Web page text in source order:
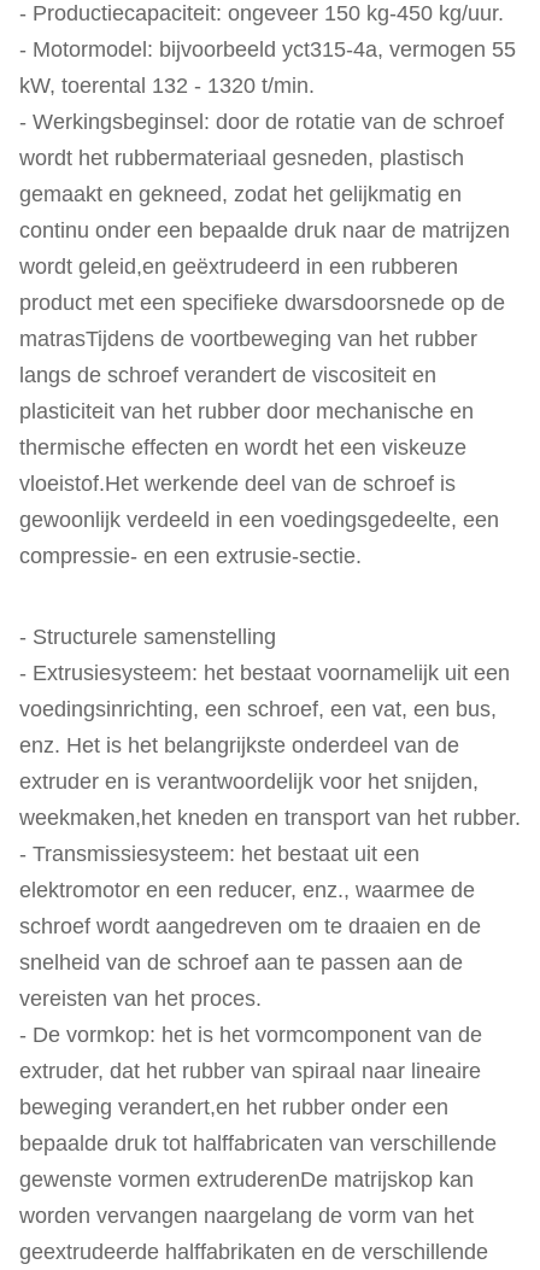
- Productiecapaciteit: ongeveer 150 kg-450 kg/uur.
- Motormodel: bijvoorbeeld yct315-4a, vermogen 55
kW, toerental 132 - 1320 t/min.
- Werkingsbeginsel: door de rotatie van de schroef
wordt het rubbermateriaal gesneden, plastisch
gemaakt en gekneed, zodat het gelijkmatig en
continu onder een bepaalde druk naar de matrijzen
wordt geleid,en geëxtrudeerd in een rubberen
product met een specifieke dwarsdoorsnede op de
matrasTijdens de voortbeweging van het rubber
langs de schroef verandert de viscositeit en
plasticiteit van het rubber door mechanische en
thermische effecten en wordt het een viskeuze
vloeistof.Het werkende deel van de schroef is
gewoonlijk verdeeld in een voedingsgedeelte, een
compressie- en een extrusie-sectie.
- Structurele samenstelling
- Extrusiesysteem: het bestaat voornamelijk uit een
voedingsinrichting, een schroef, een vat, een bus,
enz. Het is het belangrijkste onderdeel van de
extruder en is verantwoordelijk voor het snijden,
weekmaken,het kneden en transport van het rubber.
- Transmissiesysteem: het bestaat uit een
elektromotor en een reducer, enz., waarmee de
schroef wordt aangedreven om te draaien en de
snelheid van de schroef aan te passen aan de
vereisten van het proces.
- De vormkop: het is het vormcomponent van de
extruder, dat het rubber van spiraal naar lineaire
beweging verandert,en het rubber onder een
bepaalde druk tot halffabricaten van verschillende
gewenste vormen extruderenDe matrijskop kan
worden vervangen naargelang de vorm van het
geextrudeerde halffabrikaten en de verschillende